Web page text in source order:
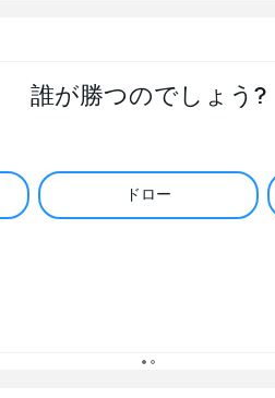
誰が勝つのでしょう?
ドロー